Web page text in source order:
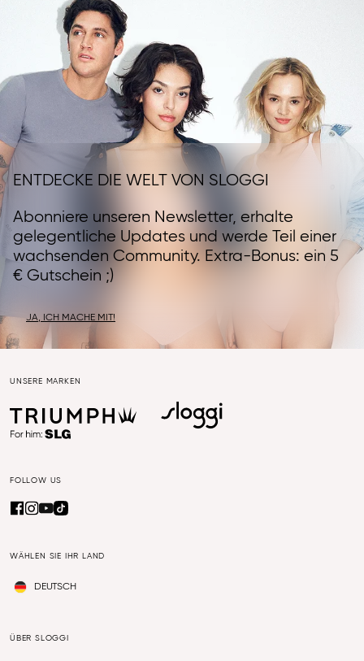
ENTDECKE DIE WELT VON SLOGGI
Abonniere unseren Newsletter, erhalte
gelegentliche Updates und werde Teil einer
wachsenden Community. Extra-Bonus: ein 5
€ Gutschein ;)
JA, ICH MACHE MIT!
UNSERE MARKEN
FOLLOW US
WÄHLEN SIE IHR LAND
DEUTSCH
ÜBER SLOGGI